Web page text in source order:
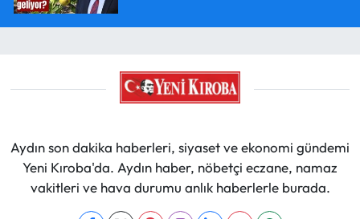
Aydın son dakika haberleri, siyaset ve ekonomi gündemi
Yeni Kıroba'da. Aydın haber, nöbetçi eczane, namaz
vakitleri ve hava durumu anlık haberlerle burada.